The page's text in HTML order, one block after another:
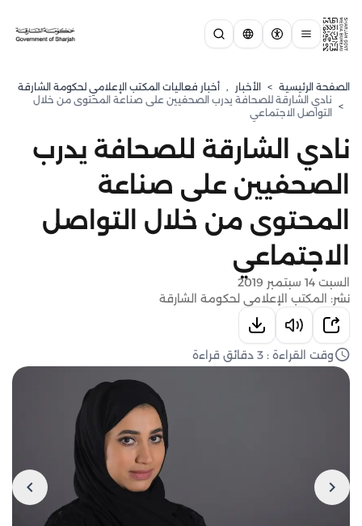
الصفحة الرئيسية > الأخبار , أخبار فعاليات المكتب الإعلامي لحكومة الشارقة
>
نادي الشارقة للصحافة يدرب الصحفيين على صناعة المحتوى من خلال
التواصل الاجتماعي
نادي الشارقة للصحافة يدرب
الصحفيين على صناعة
المحتوى من خلال التواصل
الاجتماعي
السبت 14 سبتمبر 2019
نشر: المكتب الإعلامي لحكومة الشارقة
وقت القراءة : 3 دقائق قراءة